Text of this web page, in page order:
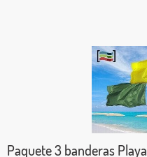
Paquete 3 banderas Playa